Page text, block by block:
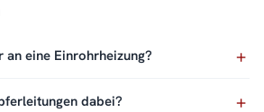
an eine Einrohrheizung?
dabei?